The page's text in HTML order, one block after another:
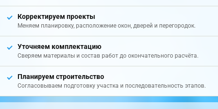
Корректируем проекты
Меняем планировку, расположение окон, дверей и перегородок.
Уточняем комплектацию
Сверяем материалы и состав работ до окончательного расчёта.
Планируем строительство
Согласовываем подготовку участка и последовательность этапов.